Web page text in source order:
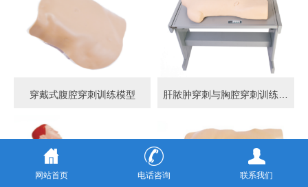
穿戴式腹腔穿刺训练模型
网站首页 电话咨询 联系我们